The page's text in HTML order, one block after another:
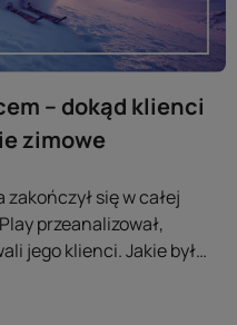
– dokąd klienci
zimowe
się w całej
przeanalizował,
jego klienci. Jakie były
się w tym roku w